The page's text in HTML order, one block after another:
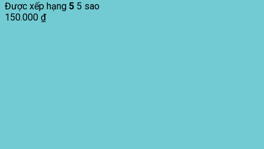
Được xếp hạng 5 5 sao
150.000 ₫